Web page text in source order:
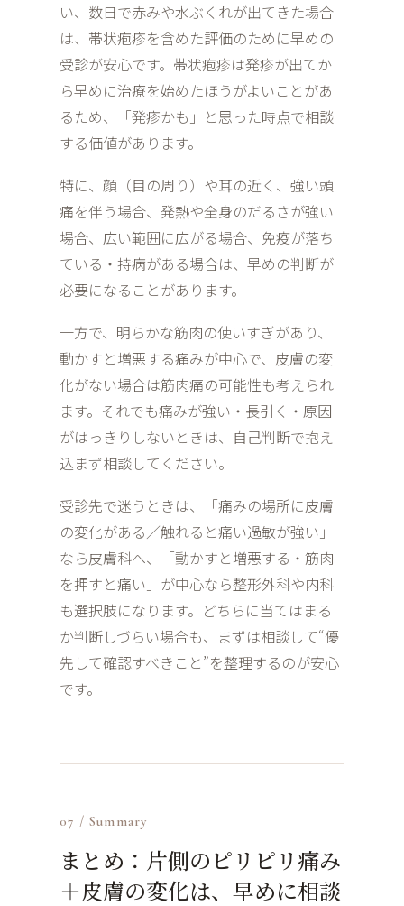
い、数日で赤みや水ぶくれが出てきた場合
は、帯状疱疹を含めた評価のために早めの
受診が安心です。帯状疱疹は発疹が出てか
ら早めに治療を始めたほうがよいことがあ
るため、「発疹かも」と思った時点で相談
する価値があります。
特に、顔（目の周り）や耳の近く、強い頭
痛を伴う場合、発熱や全身のだるさが強い
場合、広い範囲に広がる場合、免疫が落ち
ている・持病がある場合は、早めの判断が
必要になることがあります。
一方で、明らかな筋肉の使いすぎがあり、
動かすと増悪する痛みが中心で、皮膚の変
化がない場合は筋肉痛の可能性も考えられ
ます。それでも痛みが強い・長引く・原因
がはっきりしないときは、自己判断で抱え
込まず相談してください。
受診先で迷うときは、「痛みの場所に皮膚
の変化がある／触れると痛い過敏が強い」
なら皮膚科へ、「動かすと増悪する・筋肉
を押すと痛い」が中心なら整形外科や内科
も選択肢になります。どちらに当てはまる
か判断しづらい場合も、まずは相談して“優
先して確認すべきこと”を整理するのが安心
です。
07 / Summary
まとめ：片側のピリピリ痛み
＋皮膚の変化は、早めに相談